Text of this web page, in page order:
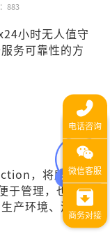
： 883
小时无人值守
务可靠性的方
，将所有需
于管理，也是设
产环境、测试环